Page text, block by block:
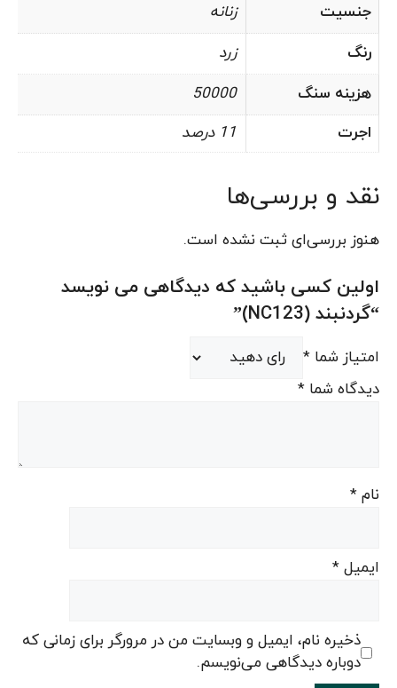
جنسیت
زنانه
رنگ
زرد
هزینه سنگ
50000
اجرت
11 درصد
نقد و بررسی‌ها
هنوز بررسی‌ای ثبت نشده است.
اولین کسی باشید که دیدگاهی می نویسد
“گردنبند (NC123)”
امتیاز شما *
دیدگاه شما *
نام *
ایمیل *
ذخیره نام، ایمیل و وبسایت من در مرورگر برای زمانی که
دوباره دیدگاهی می‌نویسم.